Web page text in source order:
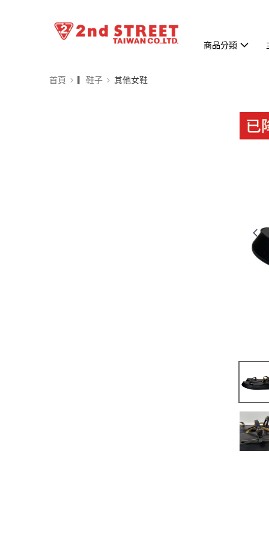
商品分類
首頁 ▎鞋子 其他女鞋